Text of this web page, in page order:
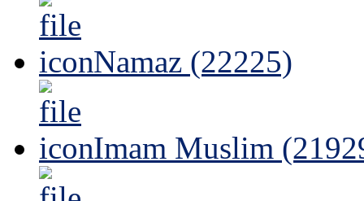
Namaz (22225)
Imam Muslim